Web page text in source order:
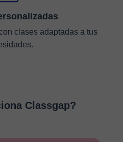
clases adaptadas a tus
Classgap?